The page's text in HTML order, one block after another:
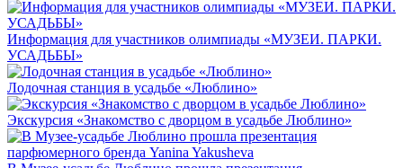
Информация для участников олимпиады «МУЗЕИ. ПАРКИ.
УСАДЬБЫ»
Лодочная станция в усадьбе «Люблино»
Экскурсия «Знакомство с дворцом в усадьбе Люблино»